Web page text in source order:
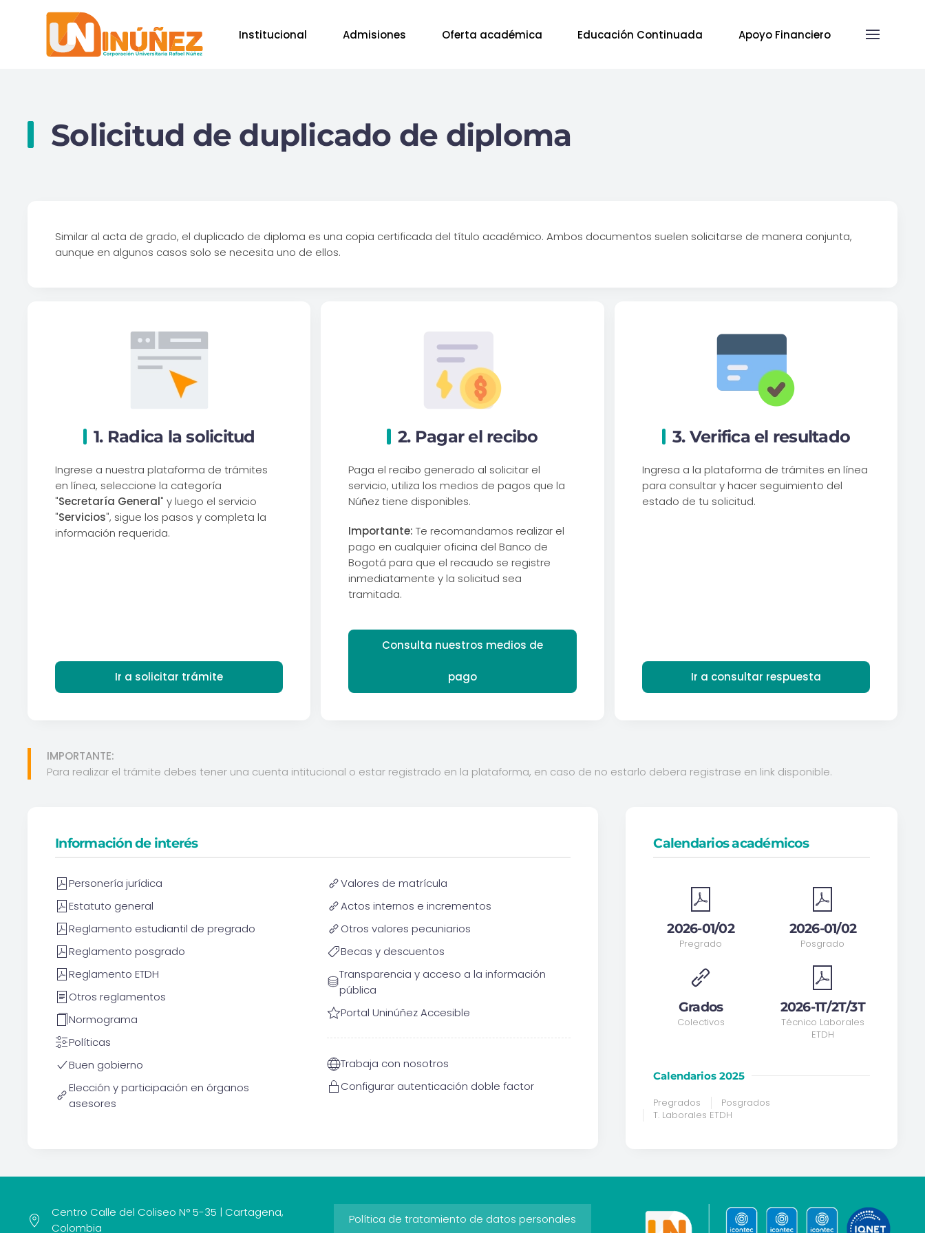
Skip to main content Institucional Admisiones Oferta académica Educación Continuada Apoyo Financiero
Solicitud de duplicado de diploma
Similar al acta de grado, el duplicado de diploma es una copia certificada del título académico. Ambos documentos suelen solicitarse de manera conjunta,
aunque en algunos casos solo se necesita uno de ellos.
1. Radica la solicitud
Ingrese a nuestra plataforma de trámites
en línea, seleccione la categoría
"Secretaría General" y luego el servicio
"Servicios", sigue los pasos y completa la
información requerida.
Ir a solicitar trámite
2. Pagar el recibo
Paga el recibo generado al solicitar el
servicio, utiliza los medios de pagos que la
Núñez tiene disponibles.
Importante: Te recomandamos realizar el
pago en cualquier oficina del Banco de
Bogotá para que el recaudo se registre
inmediatamente y la solicitud sea
tramitada.
Consulta nuestros medios de
pago
3. Verifica el resultado
Ingresa a la plataforma de trámites en línea
para consultar y hacer seguimiento del
estado de tu solicitud.
Ir a consultar respuesta
IMPORTANTE:
Para realizar el trámite debes tener una cuenta intitucional o estar registrado en la plataforma, en caso de no estarlo debera registrase en link disponible.
Información de interés
Personería jurídica
Estatuto general
Reglamento estudiantil de pregrado
Reglamento posgrado
Reglamento ETDH
Otros reglamentos
Normograma
Políticas
Buen gobierno
Elección y participación en órganos
asesores
Valores de matrícula
Actos internos e incrementos
Otros valores pecuniarios
Becas y descuentos
Transparencia y acceso a la información
pública
Portal Uninúñez Accesible
Trabaja con nosotros
Configurar autenticación doble factor
Calendarios académicos
2026-01/02
Pregrado
Grados
Colectivos
2026-01/02
Posgrado
2026-1T/2T/3T
Técnico Laborales
ETDH
Calendarios 2025
Pregrados
Posgrados
T. Laborales ETDH
Centro Calle del Coliseo N° 5-35 | Cartagena,
Colombia
Política de tratamiento de datos personales